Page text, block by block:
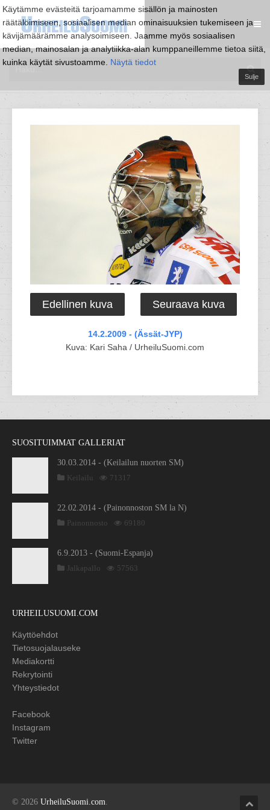
Käytämme evästeitä tarjoamamme sisällön ja mainosten
räätälöimiseen, sosiaalisen median ominaisuuksien tukemiseen ja
kävijämäärämme analysoimiseen. Jaamme myös sosiaalisen
median, mainosalan ja analytiikka-alan kumppaneillemme tietoa siitä,
kuinka käytät sivustoamme. Näytä tiedot
Sulje
Edellinen kuva Seuraava kuva
14.2.2009 - (Ässät-JYP)
Kuva: Kari Saha / UrheiluSuomi.com
SUOSITUIMMAT GALLERIAT
30.03.2014 - (Keilailun nuorten SM)
Keilailu
71317
22.02.2014 - (Painonnoston SM la N)
Painonnosto
69180
6.9.2013 - (Suomi-Espanja)
Jalkapallo
57563
URHEILUSUOMI.COM
Käyttöehdot
Tietosuojalauseke
Mediakortti
Rekrytointi
Yhteystiedot
Facebook
Instagram
Twitter
© 2026 UrheiluSuomi.com.